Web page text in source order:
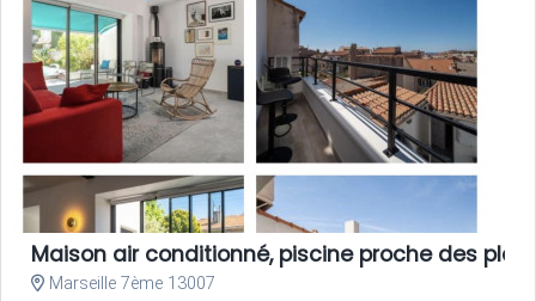
Maison air conditionné, piscine proche des
Marseille 7ème 13007